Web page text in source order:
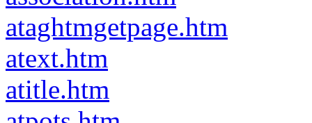
ataghtmgetpage.htm
atext.htm
atitle.htm